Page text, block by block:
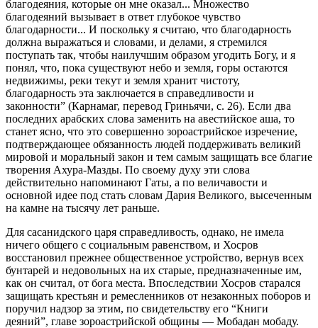
благодеяния, которые он мне оказал... Множество
благодеяний вызывает в ответ глубокое чувство
благодарности... И поскольку я считаю, что благодарность
должна выражаться и словами, и делами, я стремился
поступать так, чтобы наилучшим образом угодить Богу, и я
понял, что, пока существуют небо и земля, горы остаются
недвижимы, реки текут и земля хранит чистоту,
благодарность эта заключается в справедливости и
законности” (Карнамаг, перевод Гриньячи, с. 26). Если два
последних арабских слова заменить на авестийское аша, то
станет ясно, что это совершенно зороастрийское изречение,
подтверждающее обязанность людей поддерживать великий
мировой и моральный закон и тем самым защищать все благие
творения Ахура-Мазды. По своему духу эти слова
действительно напоминают Гаты, а по величавости и
основной идее под стать словам Дария Великого, высеченным
на камне на тысячу лет раньше.
Для сасанидского царя справедливость, однако, не имела
ничего общего с социальным равенством, и Хосров
восстановил прежнее общественное устройство, вернув всех
бунтарей и недовольных на их старые, предназначенные им,
как он считал, от бога места. Впоследствии Хосров старался
защищать крестьян и ремесленников от незаконных поборов и
поручил надзор за этим, по свидетельству его “Книги
деяний”, главе зороастрийской общины — Мобадан мобаду.